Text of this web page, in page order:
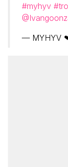
#myhyv
— MYHYV